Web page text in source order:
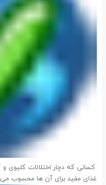
کسانی که دچار اختلالات کلیوی
غذای مفید برای آن ها محسوب می